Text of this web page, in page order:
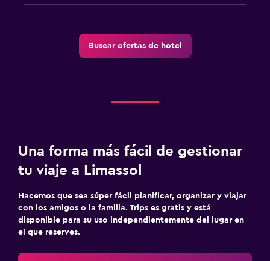
Buscar ofertas de hotel
Una forma más fácil de gestionar
tu viaje a Limassol
Hacemos que sea súper fácil planificar, organizar y viajar
con los amigos o la familia. Trips es gratis y está
disponible para su uso independientemente del lugar en
el que reserves.